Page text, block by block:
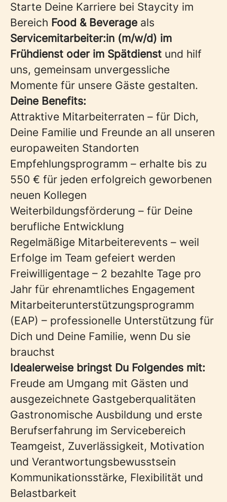
Starte Deine Karriere bei Staycity im
Bereich Food & Beverage als
Servicemitarbeiter:in (m/w/d) im
Frühdienst oder im Spätdienst und hilf
uns, gemeinsam unvergessliche
Momente für unsere Gäste gestalten.
Deine Benefits:
Attraktive Mitarbeiterraten – für Dich,
Deine Familie und Freunde an all unseren
europaweiten Standorten
Empfehlungsprogramm – erhalte bis zu
550 € für jeden erfolgreich geworbenen
neuen Kollegen
Weiterbildungsförderung – für Deine
berufliche Entwicklung
Regelmäßige Mitarbeiterevents – weil
Erfolge im Team gefeiert werden
Freiwilligentage – 2 bezahlte Tage pro
Jahr für ehrenamtliches Engagement
Mitarbeiterunterstützungsprogramm
(EAP) – professionelle Unterstützung für
Dich und Deine Familie, wenn Du sie
brauchst
Idealerweise bringst Du Folgendes mit:
Freude am Umgang mit Gästen und
ausgezeichnete Gastgeberqualitäten
Gastronomische Ausbildung und erste
Berufserfahrung im Servicebereich
Teamgeist, Zuverlässigkeit, Motivation
und Verantwortungsbewusstsein
Kommunikationsstärke, Flexibilität und
Belastbarkeit